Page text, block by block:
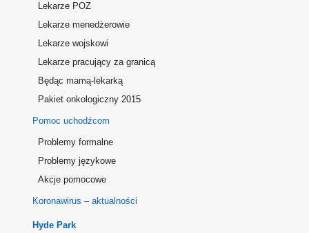
Lekarze POZ
Lekarze menedżerowie
Lekarze wojskowi
Lekarze pracujący za granicą
Będąc mamą-lekarką
Pakiet onkologiczny 2015
Pomoc uchodźcom
Problemy formalne
Problemy językowe
Akcje pomocowe
Koronawirus – aktualności
Hyde Park